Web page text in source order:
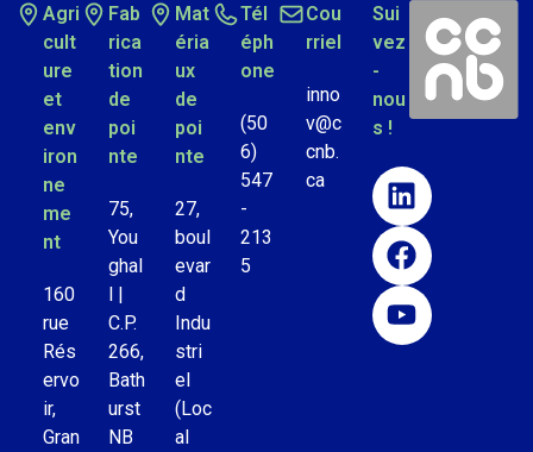
Agri
cult
ure
et
env
iron
ne
me
nt
160
rue
Rés
ervo
ir,
Gran
Fab
rica
tion
de
poi
nte
75,
You
ghal
l |
C.P.
266,
Bath
urst
NB
Mat
éria
ux
de
poi
nte
27,
boul
evar
d
Indu
stri
el
(Loc
al
Tél
éph
one
(50
6)
547
-
213
5
Cou
rriel
inno
v@c
cnb.
ca
Sui
vez
-
nou
s !